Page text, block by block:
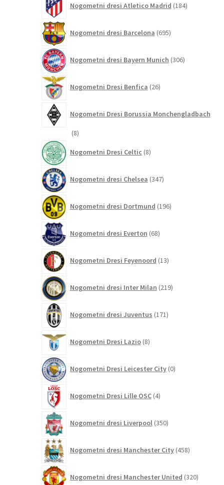
Nogometni dresi Atletico Madrid 184izdelkov
Nogometni dresi Barcelona 695izdelkov
Nogometni dresi Bayern Munich 306izdelkov
Nogometni Dresi Benfica 26izdelkov
Nogometni Dresi Borussia Monchengladbach
88
Nogometni Dresi Celtic 8izdelkov
Nogometni dresi Chelsea 347izdelkov
Nogometni dresi Dortmund 196izdelkov
Nogometni dresi Everton 68izdelkov
Nogometni Dresi Feyenoord 13izdelkov
Nogometni dresi Inter Milan 219izdelkov
Nogometni dresi Juventus 171izdelkov
Nogometni Dresi Lazio 8izdelkov
Nogometni Dresi Leicester City 0izdelkov
Nogometni Dresi Lille OSC 4izdelki
Nogometni dresi Liverpool 350izdelkov
Nogometni dresi Manchester City 458izdelkov
Nogometni dresi Manchester United 320izdelkov